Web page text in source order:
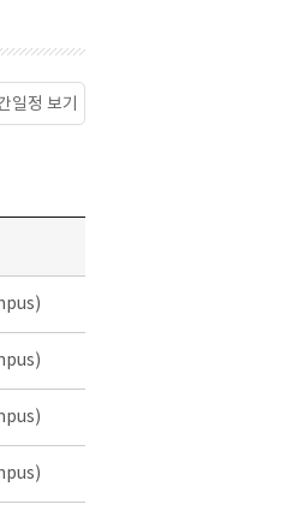
일정 보기